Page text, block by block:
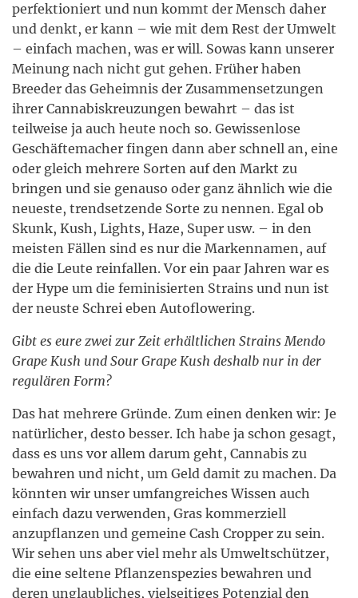
perfektioniert und nun kommt der Mensch daher
und denkt, er kann – wie mit dem Rest der Umwelt
– einfach machen, was er will. Sowas kann unserer
Meinung nach nicht gut gehen. Früher haben
Breeder das Geheimnis der Zusammensetzungen
ihrer Cannabiskreuzungen bewahrt – das ist
teilweise ja auch heute noch so. Gewissenlose
Geschäftemacher fingen dann aber schnell an, eine
oder gleich mehrere Sorten auf den Markt zu
bringen und sie genauso oder ganz ähnlich wie die
neueste, trendsetzende Sorte zu nennen. Egal ob
Skunk, Kush, Lights, Haze, Super usw. – in den
meisten Fällen sind es nur die Markennamen, auf
die die Leute reinfallen. Vor ein paar Jahren war es
der Hype um die feminisierten Strains und nun ist
der neuste Schrei eben Autoflowering.
Gibt es eure zwei zur Zeit erhältlichen StrainsMendo
Grape Kush und Sour Grape Kush deshalb nur in der
regulären Form?
Das hat mehrere Gründe. Zum einen denken wir: Je
natürlicher, desto besser. Ich habe ja schon gesagt,
dass es uns vor allem darum geht, Cannabis zu
bewahren und nicht, um Geld damit zu machen. Da
könnten wir unser umfangreiches Wissen auch
einfach dazu verwenden, Gras kommerziell
anzupflanzen und gemeine Cash Cropper zu sein.
Wir sehen uns aber viel mehr als Umweltschützer,
die eine seltene Pflanzenspezies bewahren und
deren unglaubliches, vielseitiges Potenzial den